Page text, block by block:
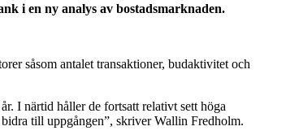
i en ny analys av bostadsmarknaden.
såsom antalet transaktioner, budaktivitet och
I närtid håller de fortsatt relativt sett höga
till uppgången”, skriver Wallin Fredholm.